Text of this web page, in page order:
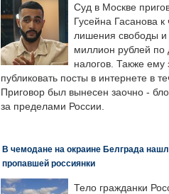
Суд в Москве
Гусейна Гасанова
лишения свободы
миллион рублей по
налогов. Также
публиковать посты в интернете в
Приговор был вынесен заочно -
за пределами России.
В чемодане на окраине Белграда
пропавшей россиянки
Тело гражданки